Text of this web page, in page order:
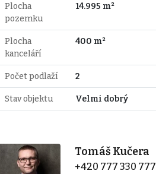
Plocha
pozemku
14.995 m²
Plocha
kanceláří
400 m²
Počet podlaží 2
Stav objektu Velmi dobrý
Tomáš Kučera
+420 777 330 777